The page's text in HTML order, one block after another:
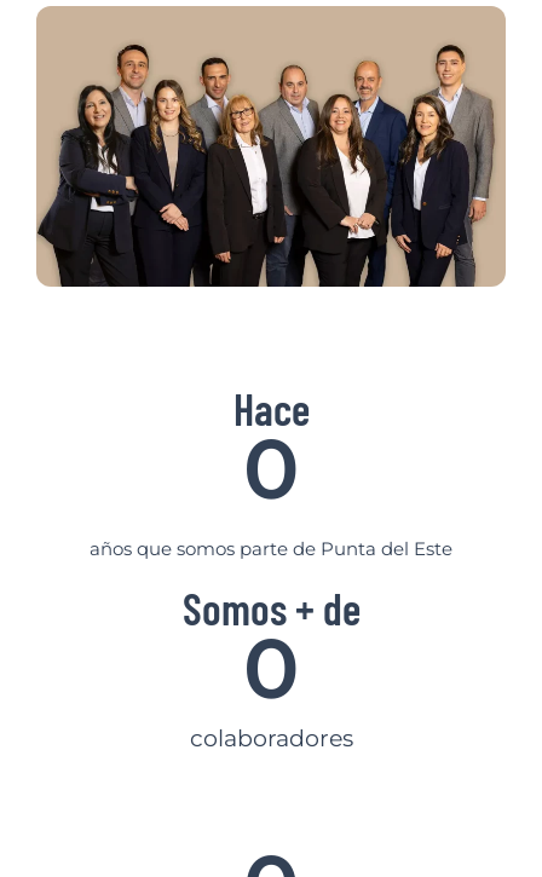
Hace
0
años que somos parte de Punta del Este
Somos + de
colaboradores
0